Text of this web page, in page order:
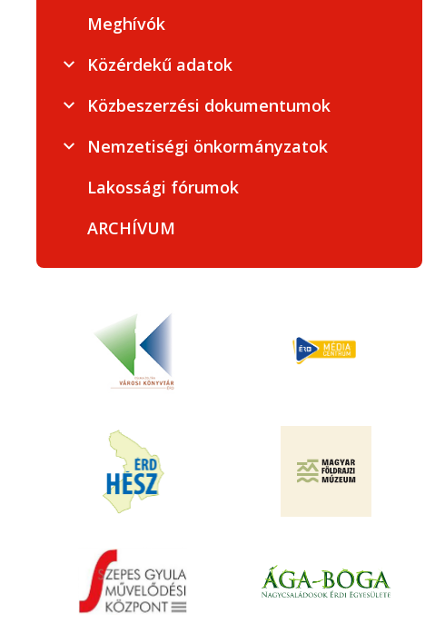
Meghívók
Közérdekű adatok
Közbeszerzési dokumentumok
Nemzetiségi önkormányzatok
Lakossági fórumok
ARCHÍVUM